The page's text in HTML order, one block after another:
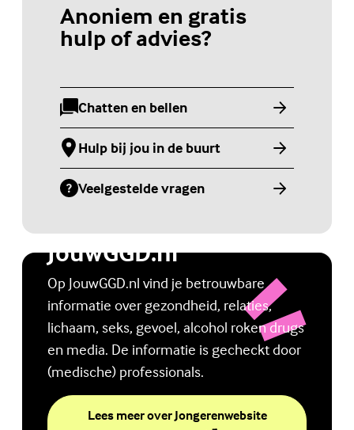
Anoniem en gratis
hulp of advies?
Chatten en bellen
(Externe link)
Hulp bij jou in de buurt
(Externe link)
Veelgestelde vragen
(Externe link)
Jongerenwebsite
JouwGGD.nl
Op JouwGGD.nl vind je betrouwbare
informatie over gezondheid, relaties,
lichaam, seks, gevoel, alcohol roken drugs
en media. De informatie is gecheckt door
(medische) professionals.
Lees meer over Jongerenwebsite